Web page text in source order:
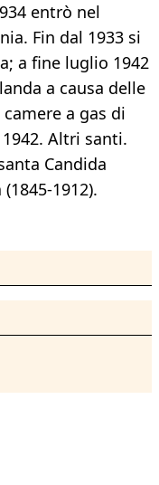
entrò nel
Fin dal 1933 si
a fine luglio 1942
a causa delle
a gas di
Altri santi.
Candida
1912).